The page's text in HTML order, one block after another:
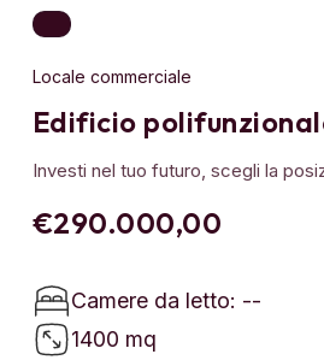
Locale commerciale
Edificio
Investi nel tuo futuro, scegli la
€290.000,00
Camere da letto: --
1400 mq